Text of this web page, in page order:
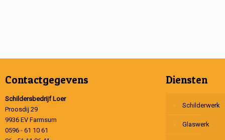
Contactgegevens
Schildersbedrijf Loer
Proosdij 29
9936 EV Farmsum
0596 - 61 10 61
Diensten
Schilderwerk
Glaswerk